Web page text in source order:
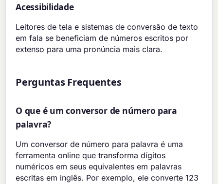
Acessibilidade
Leitores de tela e sistemas de conversão de texto
em fala se beneficiam de números escritos por
extenso para uma pronúncia mais clara.
Perguntas Frequentes
O que é um conversor de número para
palavra?
Um conversor de número para palavra é uma
ferramenta online que transforma dígitos
numéricos em seus equivalentes em palavras
escritas em inglês. Por exemplo, ele converte 123